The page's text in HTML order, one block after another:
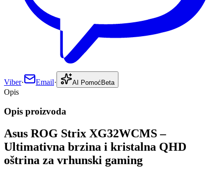
Viber· Email· AI Pomoć Beta
Opis
Opis proizvoda
Asus ROG Strix XG32WCMS –
Ultimativna brzina i kristalna QHD
oštrina za vrhunski gaming